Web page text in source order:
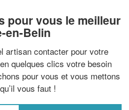
pour vous le meilleur
en-Belin
artisan contacter pour votre
quelques clics votre besoin
pour vous et vous mettons
vous faut !